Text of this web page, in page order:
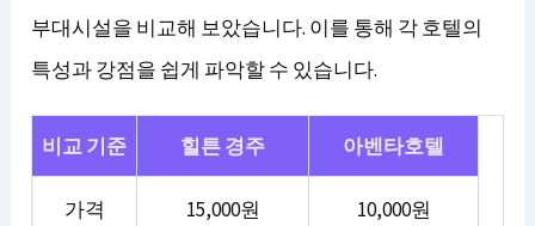
부대시설을 비교해 보았습니다. 이를 통해 각 호텔의
특성과 강점을 쉽게 파악할 수 있습니다.
비교 기준 힐튼 경주 아벤타호텔
가격 15,000원 10,000원